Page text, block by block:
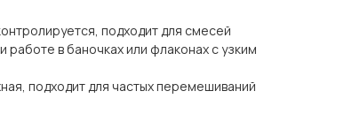
подходит для смесей
работе в баночках или флаконах с узким
подходит для частых перемешиваний